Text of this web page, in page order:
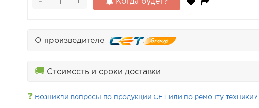
+
- Когда будет?
О производителе
🚚 Стоимость и сроки доставки
❓ Возникли вопросы по продукции CET или по ремонту техники?